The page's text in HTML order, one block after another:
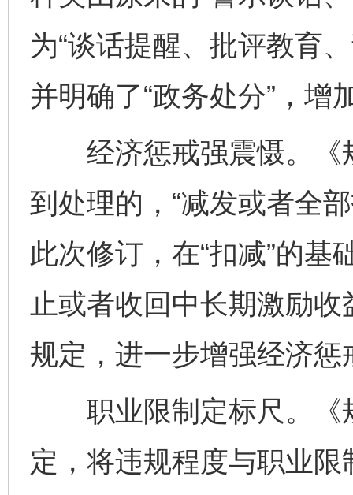
为“谈话提醒、批评教育
并明确了“政务处分”，增
经济惩戒强震慑。《
到处理的，“减发或者全
此次修订，在“扣减”的基
止或者收回中长期激励收
规定，进一步增强经济惩
职业限制定标尺。《
定，将违规程度与职业